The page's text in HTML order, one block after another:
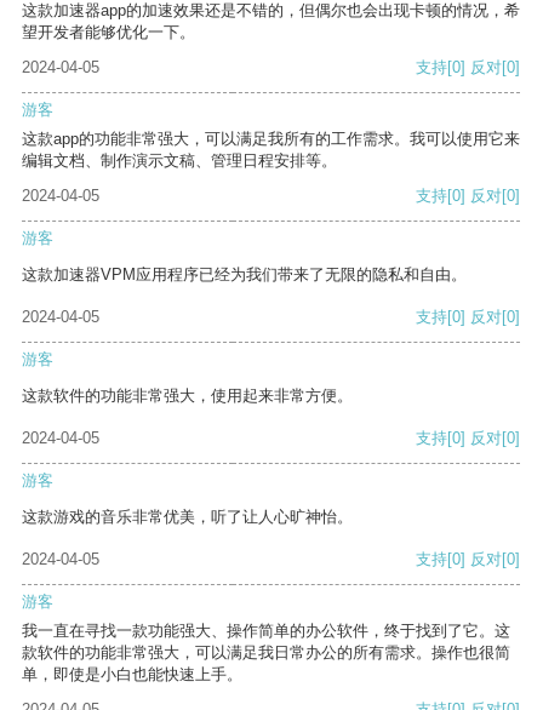
这款加速器app的加速效果还是不错的，但偶尔也会出现卡顿的情况，希
望开发者能够优化一下。
2024-04-05
支持[0] 反对[0]
游客
这款app的功能非常强大，可以满足我所有的工作需求。我可以使用它来
编辑文档、制作演示文稿、管理日程安排等。
2024-04-05
支持[0] 反对[0]
游客
这款加速器VPM应用程序已经为我们带来了无限的隐私和自由。
2024-04-05 支持[0] 反对[0]
游客
这款软件的功能非常强大，使用起来非常方便。
2024-04-05 支持[0] 反对[0]
游客
这款游戏的音乐非常优美，听了让人心旷神怡。
2024-04-05 支持[0] 反对[0]
游客
我一直在寻找一款功能强大、操作简单的办公软件，终于找到了它。这
款软件的功能非常强大，可以满足我日常办公的所有需求。操作也很简
单，即使是小白也能快速上手。